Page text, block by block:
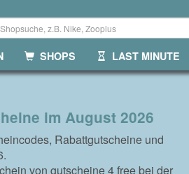
SHOPS LAST MINUTE
im August 2026
Rabattgutscheine und
von gutscheine 4 free bei der